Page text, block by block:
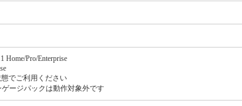
Home/Pro/Enterprise
でご利用ください
ージパックは動作対象外です